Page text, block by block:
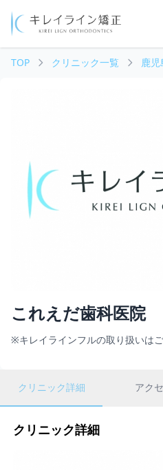
TOP クリニック一覧 鹿児
これえだ歯科医院
※キレイラインフルの取り扱いはご
クリニック詳細 アク
クリニック詳細